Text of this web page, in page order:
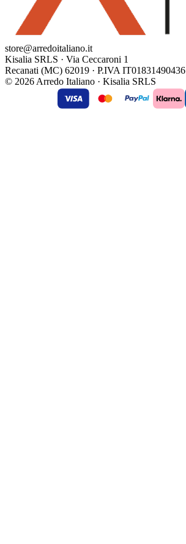
store@arredoitaliano.it
Kisalia SRLS · Via Ceccaroni 1
Recanati (MC) 62019 · P.IVA IT01831490436
© 2026 Arredo Italiano · Kisalia SRLS